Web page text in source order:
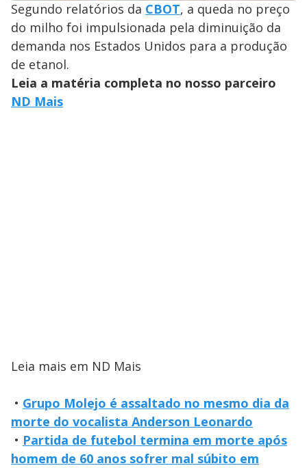
Segundo relatórios da CBOT, a queda no preço
do milho foi impulsionada pela diminuição da
demanda nos Estados Unidos para a produção
de etanol.
Leia a matéria completa no nosso parceiro
ND Mais
Leia mais em ND Mais
• Grupo Molejo é assaltado no mesmo dia da
morte do vocalista Anderson Leonardo
• Partida de futebol termina em morte após
homem de 60 anos sofrer mal súbito em